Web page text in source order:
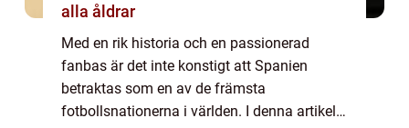
alla åldrar
Med en rik historia och en passionerad
fanbas är det inte konstigt att Spanien
betraktas som en av de främsta
fotbollsnationerna i världen. I denna artikel